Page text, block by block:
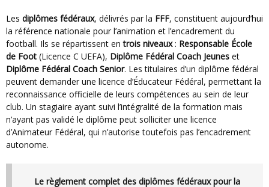
Les diplômes fédéraux, délivrés par la FFF, constituent aujourd’hui
la référence nationale pour l’animation et l’encadrement du
football. Ils se répartissent en trois niveaux: Responsable École
de Foot (Licence C UEFA), Diplôme Fédéral Coach Jeunes et
Diplôme Fédéral Coach Senior. Les titulaires d’un diplôme fédéral
peuvent demander une licence d’Éducateur Fédéral, permettant la
reconnaissance officielle de leurs compétences au sein de leur
club. Un stagiaire ayant suivi l’intégralité de la formation mais
n’ayant pas validé le diplôme peut solliciter une licence
d’Animateur Fédéral, qui n’autorise toutefois pas l’encadrement
autonome.
Le règlement complet des diplômes fédéraux pour la